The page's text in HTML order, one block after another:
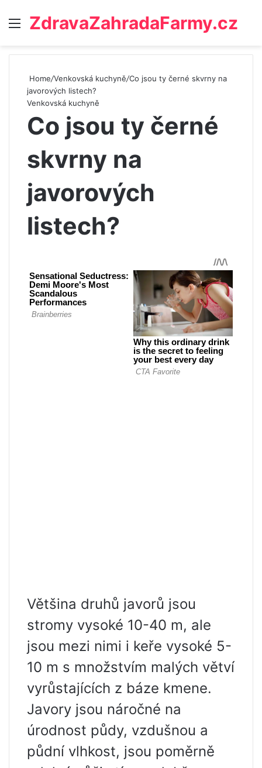
Menu
ZdravaZahradaFarmy.cz
Home/Venkovská kuchyně/Co jsou ty černé skvrny na
javorových listech?
Venkovská kuchyně
Co jsou ty černé
skvrny na
javorových
listech?
Většina druhů javorů jsou
stromy vysoké 10-40 m, ale
jsou mezi nimi i keře vysoké 5-
10 m s množstvím malých větví
vyrůstajících z báze kmene.
Javory jsou náročné na
úrodnost půdy, vzdušnou a
půdní vlhkost, jsou poměrně